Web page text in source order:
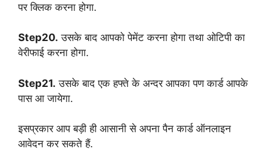
पर क्लिक करना होगा.
Step20. उसके बाद आपको पेमेंट करना होगा तथा ओटिपी का
वेरीफाई करना होगा.
Step21. उसके बाद एक हफ्ते के अन्दर आपका पण कार्ड आपके
पास आ जायेगा.
इसप्रकार आप बड़ी ही आसानी से अपना पैन कार्ड ऑनलाइन
आवेदन कर सकते हैं.